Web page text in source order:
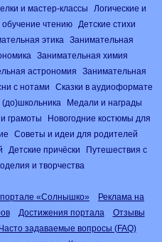
и мастер-классы
Логические и
обучение чтению
Детские стихи
этика
Занимательная
Занимательная химия
астрономия
Занимательная
с нотами
Сказки в аудиоформате
Медали и награды
грамоты
Новогодние костюмы для
Советы и идеи для родителей
Детские причёски
Путешествия с
и творчества
«Солнышко»
Реклама на
Достижения портала
Отзывы
Часто задаваемые вопросы (FAQ)